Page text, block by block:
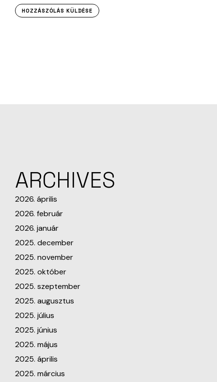
HOZZÁSZÓLÁS KÜLDÉSE
ARCHIVES
2026. április
2026. február
2026. január
2025. december
2025. november
2025. október
2025. szeptember
2025. augusztus
2025. július
2025. június
2025. május
2025. április
2025. március